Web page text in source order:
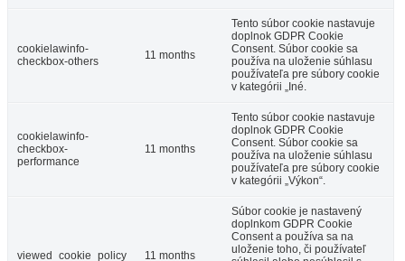
cookielawinfo-
checkbox-others
11 months
Tento súbor cookie nastavuje
doplnok GDPR Cookie
Consent. Súbor cookie sa
používa na uloženie súhlasu
používateľa pre súbory cookie
v kategórii „Iné.
cookielawinfo-
checkbox-
performance
11 months
Tento súbor cookie nastavuje
doplnok GDPR Cookie
Consent. Súbor cookie sa
používa na uloženie súhlasu
používateľa pre súbory cookie
v kategórii „Výkon“.
viewed_cookie_policy 11 months
Súbor cookie je nastavený
doplnkom GDPR Cookie
Consent a používa sa na
uloženie toho, či používateľ